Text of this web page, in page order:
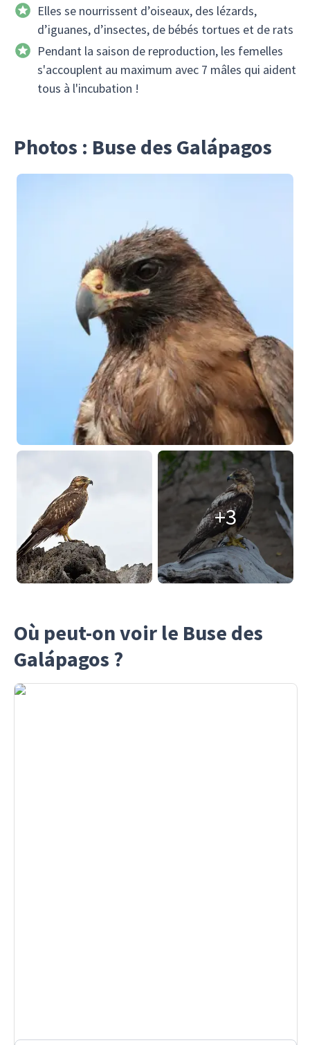
Elles se nourrissent d’oiseaux, des lézards,
d’iguanes, d’insectes, de bébés tortues et de rats
Pendant la saison de reproduction, les femelles
s'accouplent au maximum avec 7 mâles qui aident
tous à l'incubation !
Photos : Buse des Galápagos
+3
Où peut-on voir le Buse des
Galápagos ?